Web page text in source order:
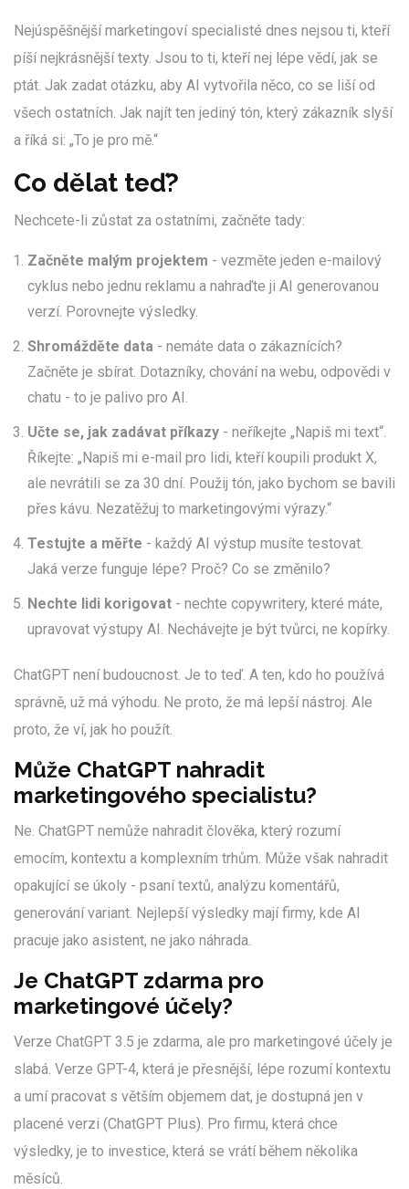
Nejúspěšnější marketingoví specialisté dnes nejsou ti, kteří
píší nejkrásnější texty. Jsou to ti, kteří nej lépe vědí, jak se
ptát. Jak zadat otázku, aby AI vytvořila něco, co se liší od
všech ostatních. Jak najít ten jediný tón, který zákazník slyší
a říká si: „To je pro mě.“
Co dělat teď?
Nechcete-li zůstat za ostatními, začněte tady:
Začněte malým projektem - vezměte jeden e-mailový
cyklus nebo jednu reklamu a nahraďte ji AI generovanou
verzí. Porovnejte výsledky.
Shromážděte data - nemáte data o zákaznících?
Začněte je sbírat. Dotazníky, chování na webu, odpovědi v
chatu - to je palivo pro AI.
Učte se, jak zadávat příkazy - neříkejte „Napiš mi text“.
Říkejte: „Napiš mi e-mail pro lidi, kteří koupili produkt X,
ale nevrátili se za 30 dní. Použij tón, jako bychom se bavili
přes kávu. Nezatěžuj to marketingovými výrazy.“
Testujte a měřte - každý AI výstup musíte testovat.
Jaká verze funguje lépe? Proč? Co se změnilo?
Nechte lidi korigovat - nechte copywritery, které máte,
upravovat výstupy AI. Nechávejte je být tvůrci, ne kopírky.
ChatGPT není budoucnost. Je to teď. A ten, kdo ho používá
správně, už má výhodu. Ne proto, že má lepší nástroj. Ale
proto, že ví, jak ho použít.
Může ChatGPT nahradit
marketingového specialistu?
Ne. ChatGPT nemůže nahradit člověka, který rozumí
emocím, kontextu a komplexním trhům. Může však nahradit
opakující se úkoly - psaní textů, analýzu komentářů,
generování variant. Nejlepší výsledky mají firmy, kde AI
pracuje jako asistent, ne jako náhrada.
Je ChatGPT zdarma pro
marketingové účely?
Verze ChatGPT 3.5 je zdarma, ale pro marketingové účely je
slabá. Verze GPT-4, která je přesnější, lépe rozumí kontextu
a umí pracovat s větším objemem dat, je dostupná jen v
placené verzi (ChatGPT Plus). Pro firmu, která chce
výsledky, je to investice, která se vrátí během několika
měsíců.